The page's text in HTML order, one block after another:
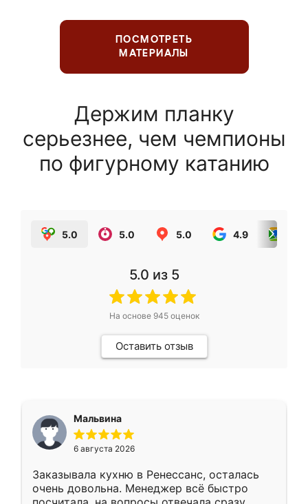
ПОСМОТРЕТЬ
МАТЕРИАЛЫ
Держим планку
серьезнее, чем чемпионы
по фигурному катанию
5.0 5.0 5.0 4.9
5.0 из 5
На основе 945оценок
Оставить отзыв
Мальвина
6 августа 2026
Заказывала кухню в Ренессанс, осталась
очень довольна. Менеджер всё быстро